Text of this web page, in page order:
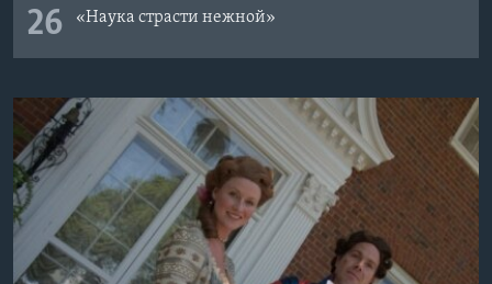
26 «Наука страсти нежной»